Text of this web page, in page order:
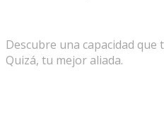
Descubre una capacidad
Quizá, tu mejor aliada.